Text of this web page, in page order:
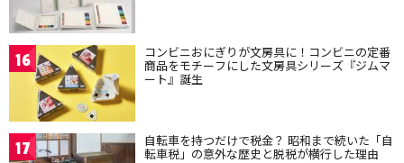
16 コンビニおにぎりが文房具に！コンビニの定番
商品をモチーフにした文房具シリーズ『ジムマ
ート』誕生
17 自転車を持つだけで税金？ 昭和まで続いた「自
転車税」の意外な歴史と脱税が横行した理由